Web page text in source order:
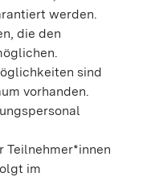
werden.
die den
sind
vorhanden.
Teilnehmer*innen
im